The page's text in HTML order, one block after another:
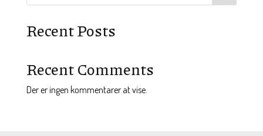
Recent Posts
Recent Comments
Der er ingen kommentarer at vise.